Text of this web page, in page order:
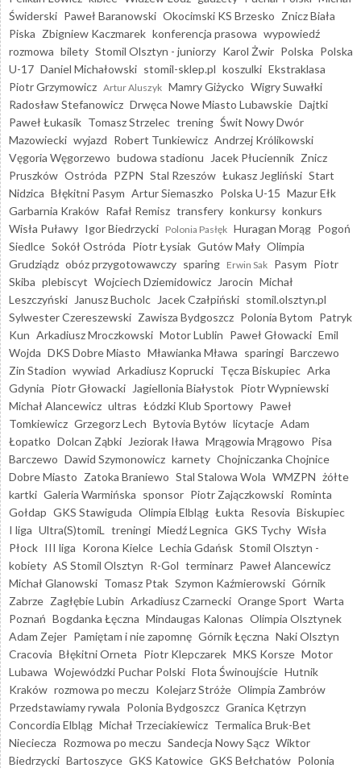
Świderski Paweł Baranowski Okocimski KS Brzesko Znicz Biała
Piska Zbigniew Kaczmarek konferencja prasowa wypowiedź
rozmowa bilety Stomil Olsztyn - juniorzy Karol Żwir Polska Polska
U-17 Daniel Michałowski stomil-sklep.pl koszulki Ekstraklasa
Piotr Grzymowicz Artur Aluszyk Mamry Giżycko Wigry Suwałki
Radosław Stefanowicz Drwęca Nowe Miasto Lubawskie Dajtki
Paweł Łukasik Tomasz Strzelec trening Świt Nowy Dwór
Mazowiecki wyjazd Robert Tunkiewicz Andrzej Królikowski
Vęgoria Węgorzewo budowa stadionu Jacek Płuciennik Znicz
Pruszków Ostróda PZPN Stal Rzeszów Łukasz Jegliński Start
Nidzica Błękitni Pasym Artur Siemaszko Polska U-15 Mazur Ełk
Garbarnia Kraków Rafał Remisz transfery konkursy konkurs
Wisła Puławy Igor Biedrzycki Polonia Pasłęk Huragan Morąg Pogoń
Siedlce Sokół Ostróda Piotr Łysiak Gutów Mały Olimpia
Grudziądz obóz przygotowawczy sparing Erwin Sak Pasym Piotr
Skiba plebiscyt Wojciech Dziemidowicz Jarocin Michał
Leszczyński
Janusz Bucholc Jacek Czałpiński stomil.olsztyn.pl
Sylwester Czereszewski Zawisza Bydgoszcz Polonia Bytom Patryk
Kun Arkadiusz Mroczkowski Motor Lublin Paweł Głowacki Emil
Wojda DKS Dobre Miasto Mławianka Mława sparingi Barczewo
Zin Stadion wywiad Arkadiusz Koprucki Tęcza Biskupiec Arka
Gdynia Piotr Głowacki Jagiellonia Białystok Piotr Wypniewski
Michał Alancewicz ultras Łódzki Klub Sportowy Paweł
Tomkiewicz Grzegorz Lech Bytovia Bytów licytacje Adam
Łopatko Dolcan Ząbki Jeziorak Iława Mrągowia Mrągowo Pisa
Barczewo Dawid Szymonowicz karnety Chojniczanka Chojnice
Dobre Miasto Zatoka Braniewo Stal Stalowa Wola WMZPN żółte
kartki Galeria Warmińska sponsor Piotr Zajączkowski Rominta
Gołdap GKS Stawiguda Olimpia Elbląg Łukta Resovia Biskupiec
I liga Ultra(S)tomiL treningi Miedź Legnica GKS Tychy Wisła
Płock III liga Korona Kielce Lechia Gdańsk Stomil Olsztyn -
kobiety AS Stomil Olsztyn R-Gol terminarz Paweł Alancewicz
Michał Glanowski Tomasz Ptak Szymon Kaźmierowski Górnik
Zabrze Zagłębie Lubin Arkadiusz Czarnecki Orange Sport Warta
Poznań Bogdanka Łęczna Mindaugas Kalonas Olimpia Olsztynek
Adam Zejer Pamiętam i nie zapomnę Górnik Łęczna Naki Olsztyn
Cracovia Błękitni Orneta Piotr Klepczarek MKS Korsze Motor
Lubawa Wojewódzki Puchar Polski Flota Świnoujście Hutnik
Kraków rozmowa po meczu Kolejarz Stróże Olimpia Zambrów
Przedstawiamy rywala Polonia Bydgoszcz Granica Kętrzyn
Concordia Elbląg Michał Trzeciakiewicz Termalica Bruk-Bet
Nieciecza Rozmowa po meczu Sandecja Nowy Sącz Wiktor
Biedrzycki Bartoszyce GKS Katowice GKS Bełchatów Polonia